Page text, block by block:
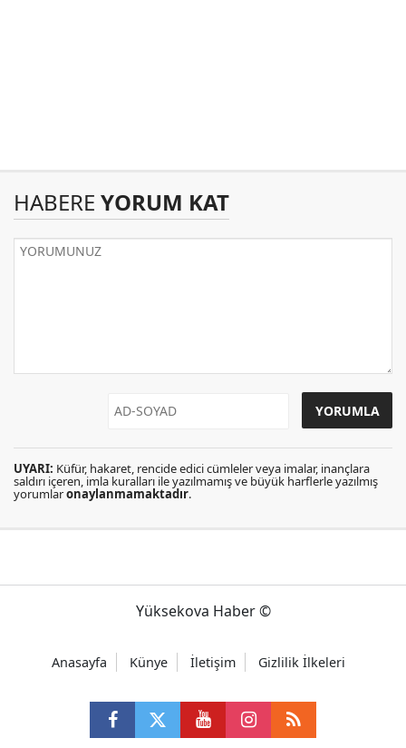
HABERE YORUM KAT
UYARI: Küfür, hakaret, rencide edici cümleler veya imalar, inançlara
saldırı içeren, imla kuralları ile yazılmamış ve büyük harflerle yazılmış
yorumlaronaylanmamaktadır.
Yüksekova Haber ©
Anasayfa Künye İletişim Gizlilik İlkeleri